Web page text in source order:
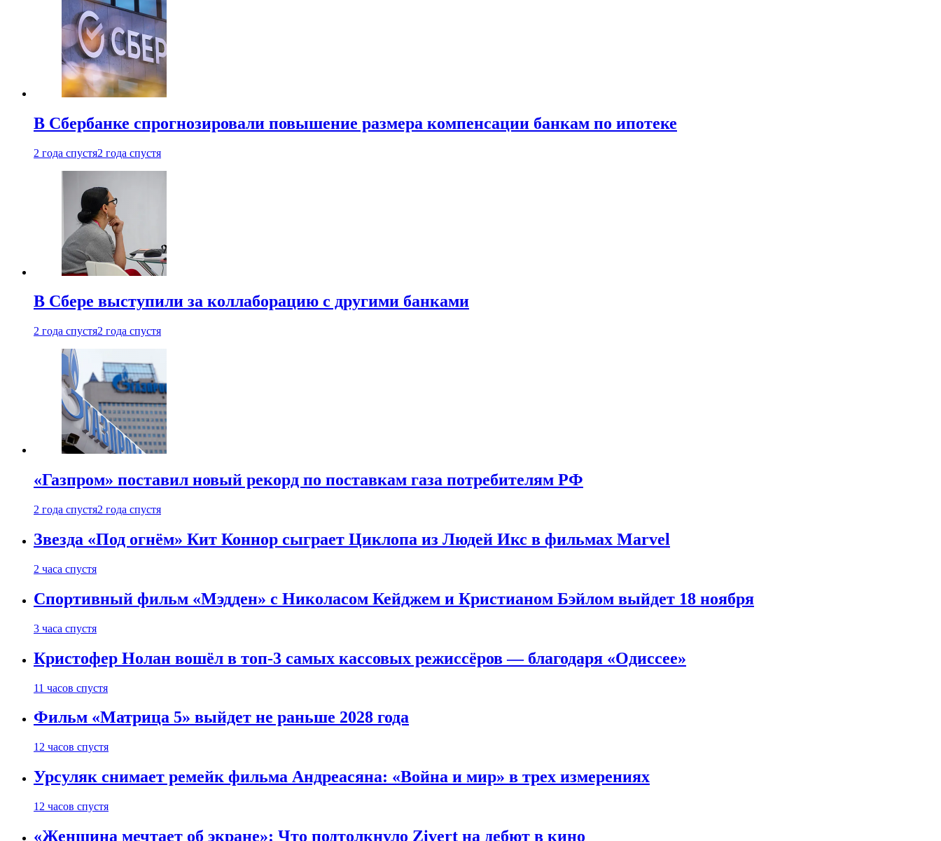
В Сбербанке спрогнозировали повышение размера компенсации банкам по ипотеке
2 года спустя2 года спустя
В Сбере выступили за коллаборацию с другими банками
2 года спустя2 года спустя
«Газпром» поставил новый рекорд по поставкам газа потребителям РФ
2 года спустя2 года спустя
Звезда «Под огнём» Кит Коннор сыграет Циклопа из Людей Икс в фильмах Marvel
2 часа спустя
Спортивный фильм «Мэдден» с Николасом Кейджем и Кристианом Бэйлом выйдет 18 ноября
3 часа спустя
Кристофер Нолан вошёл в топ-3 самых кассовых режиссёров — благодаря «Одиссее»
11 часов спустя
Фильм «Матрица 5» выйдет не раньше 2028 года
12 часов спустя
Урсуляк снимает ремейк фильма Андреасяна: «Война и мир» в трех измерениях
12 часов спустя
«Женщина мечтает об экране»: Что подтолкнуло Zivert на дебют в кино